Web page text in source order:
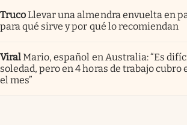
TrucoLlevar una almendra envuelta en
para qué sirve y por qué lo recomiendan
ViralMario, español en Australia: “Es
soledad, pero en 4 horas de trabajo cubro
el mes”